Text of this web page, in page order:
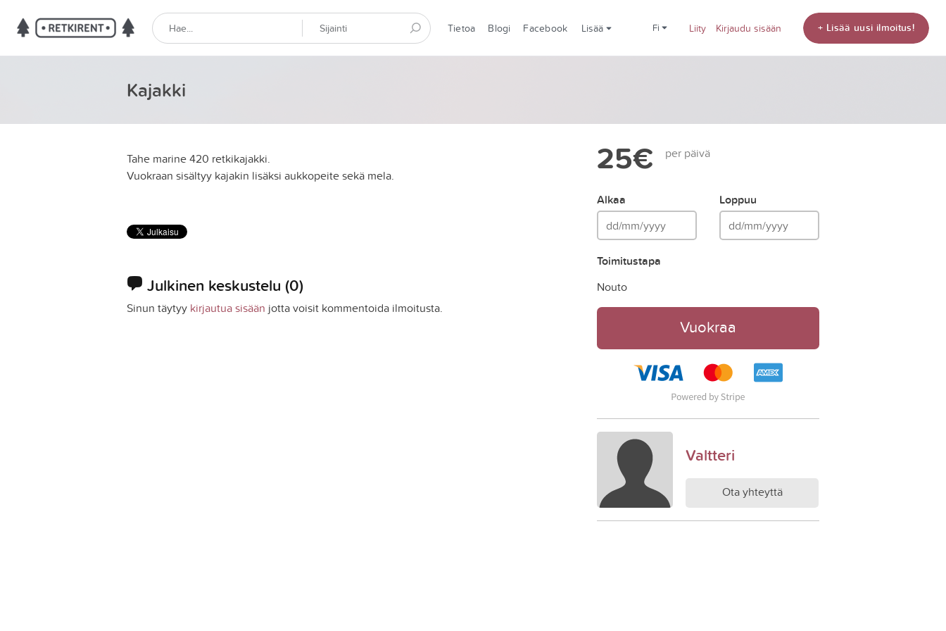
Tietoa Blogi Facebook Lisää fi Liity Kirjaudu sisään + Lisää uusi ilmoitus!
Kajakki
Tahe marine 420 retkikajakki.
Vuokraan sisältyy kajakin lisäksi aukkopeite sekä mela.
Julkinen keskustelu (0)
Sinun täytyy kirjautua sisään jotta voisit kommentoida ilmoitusta.
25€ per päivä
Alkaa Loppuu
Toimitustapa
Nouto
Vuokraa
Valtteri
Ota yhteyttä